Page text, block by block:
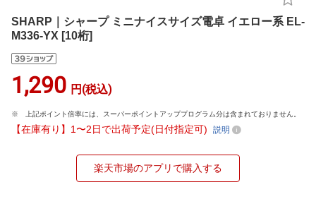
SHARP｜シャープ ミニナイスサイズ電卓 イエロー系 EL-
M336-YX [10桁]
1,290 円(税込)
上記ポイント倍率には、スーパーポイントアッププログラム分は含まれておりません。
【在庫有り】1〜2日で出荷予定(日付指定可) 説明
楽天市場のアプリで購入する